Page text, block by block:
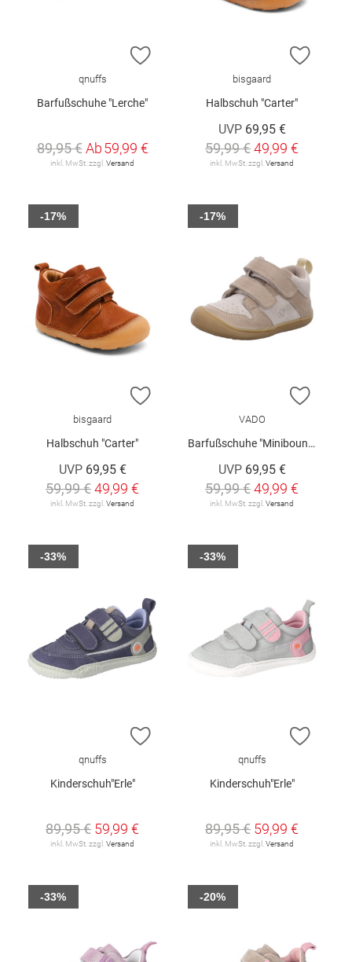
ZUR WUNSCHLISTE HINZUFÜGEN
qnuffs
Barfußschuhe "Lerche"
89,95 € Ab59,99 €
inkl. MwSt. zzgl. Versand
ZUR
bisgaard
Halbschuh "Carter"
UVP 69,95 €
59,99 €49,99 €
inkl. MwSt. zzgl. Versand
ZUR WUNSCHLISTE HINZUFÜGEN
bisgaard
Halbschuh "Carter"
UVP 69,95 €
59,99 €49,99 €
inkl. MwSt. zzgl. Versand
-17%
ZUR
VADO
Barfußschuhe "Minibounce"
UVP 69,95 €
59,99 €49,99 €
inkl. MwSt. zzgl. Versand
-17%
ZUR WUNSCHLISTE HINZUFÜGEN
qnuffs
Kinderschuh"Erle"
89,95 € 59,99 €
inkl. MwSt. zzgl. Versand
-33%
ZUR
qnuffs
Kinderschuh"Erle"
89,95 € 59,99 €
inkl. MwSt. zzgl. Versand
-33%
-33% -20%